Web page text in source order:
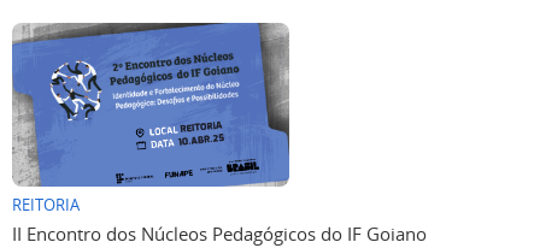
REITORIA
II Encontro dos Núcleos Pedagógicos do IF Goiano